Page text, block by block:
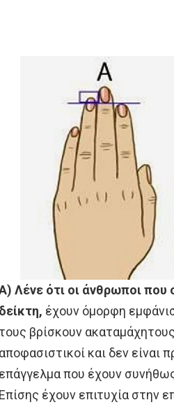
Λένε ότι οι άνθρωποι που
δείκτη, έχουν όμορφη
τους βρίσκουν
αποφασιστικοί και δεν είναι
επάγγελμα που έχουν
Επίσης έχουν επιτυχία στην